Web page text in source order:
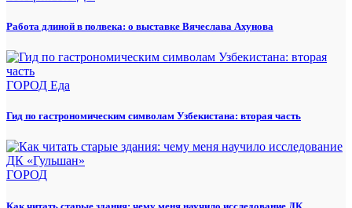
Работа длиной в полвека: о выставке Вячеслава Ахунова
ГОРОД Еда
Гид по гастрономическим символам Узбекистана: вторая часть
ГОРОД